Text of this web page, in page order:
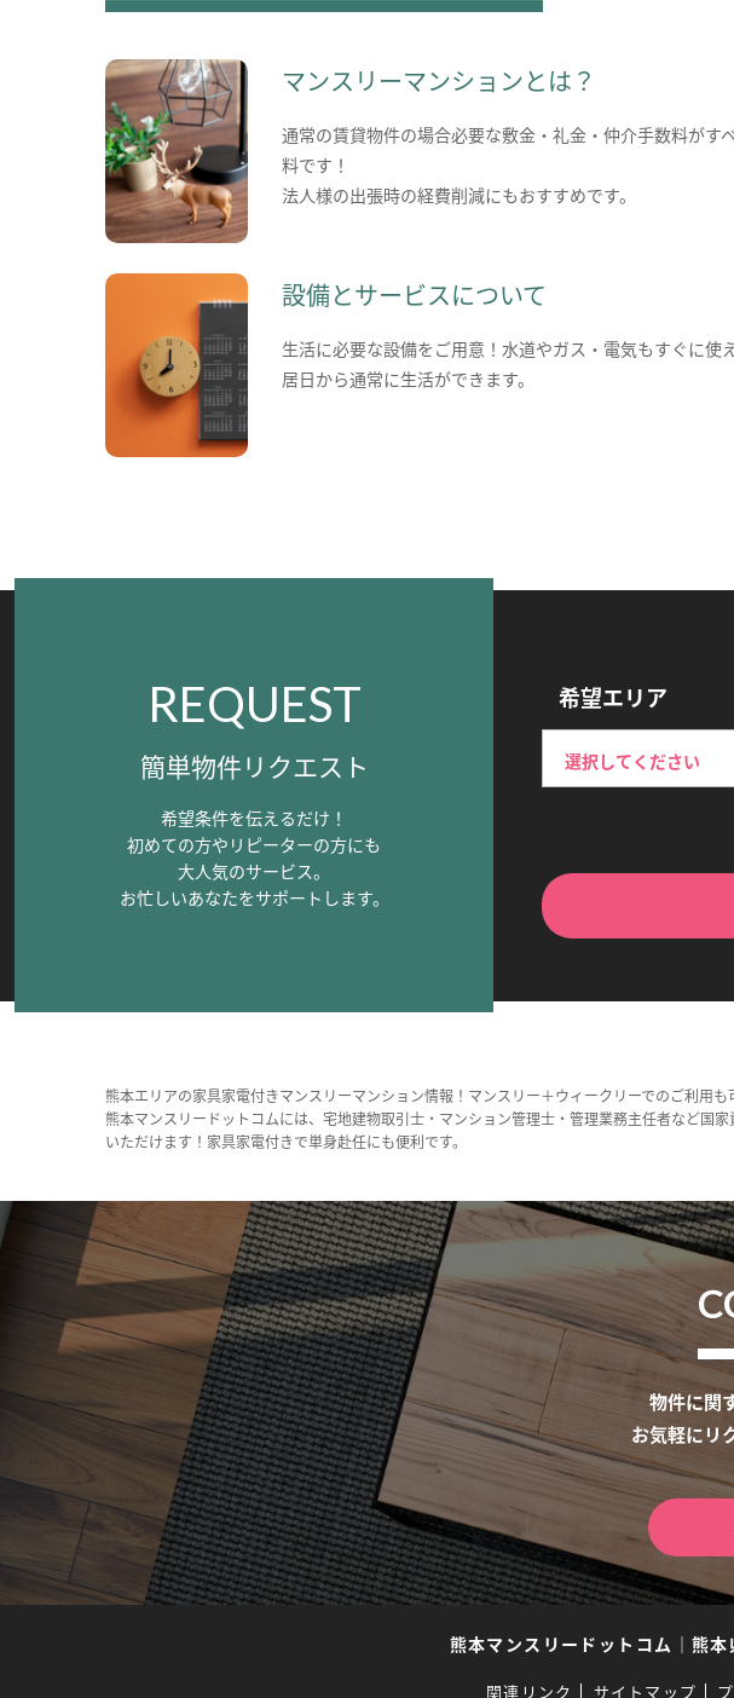
マンスリーマンションとは？
通常の賃貸物件の場合必要な敷金・礼金・仲介手数料がす
料です！
法人様の出張時の経費削減にもおすすめです。
設備とサービスについて
生活に必要な設備をご用意！水道やガス・電気もすぐに使
居日から通常に生活ができます。
REQUEST
簡単物件リクエスト
希望条件を伝えるだけ！
初めての方やリピーターの方にも
大人気のサービス。
お忙しいあなたをサポートします。
希望エリア
熊本エリアの家具家電付きマンスリーマンション情報！マンスリー＋ウィークリーでのご利用
熊本マンスリードットコムには、宅地建物取引士・マンション管理士・管理業務主任者など国
いただけます！家具家電付きで単身赴任にも便利です。
物件に関
お気軽にリ
熊本マンスリードットコム ｜ 熊本
関連リンク サイトマップ